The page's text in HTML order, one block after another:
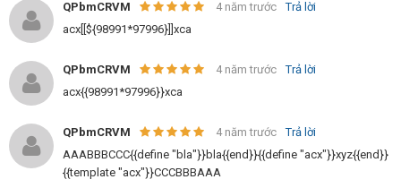
QPbmCRVM 4 năm trước
Trả lời
acx[[${98991*97996}]]xca
QPbmCRVM 4 năm trước
Trả lời
acx{{98991*97996}}xca
QPbmCRVM 4 năm trước
Trả lời
AAABBBCCC{{define "bla"}}bla{{end}}{{define "acx"}}xyz{{end}}
{{template "acx"}}CCCBBBAAA